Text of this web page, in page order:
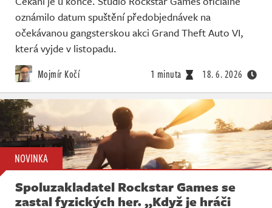
oznámilo datum spuštění předobjednávek na
očekávanou gangsterskou akci Grand Theft Auto VI,
která vyjde v listopadu.
Mojmír Kočí 1 minuta 18. 6. 2026
NOVINKA
Spoluzakladatel Rockstar Games se
zastal fyzických her. „Když je hráči